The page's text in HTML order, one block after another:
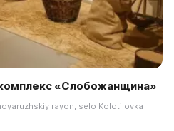
«Слобожанщина»
rayon, selo Kolotilovka